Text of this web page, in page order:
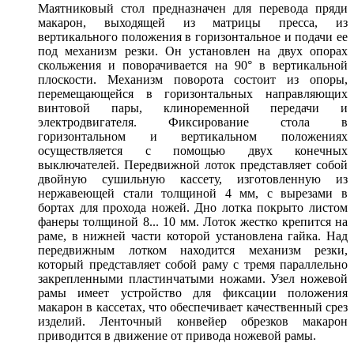
Маятниковый стол предназначен для перевода пряди
макарон, выходящей из матрицы пресса, из
вертикального положения в горизонтальное и подачи ее
под механизм резки. Он установлен на двух опорах
скольжения и поворачивается на 90° в вертикальной
плоскости. Механизм поворота состоит из опоры,
перемещающейся в горизонтальных направляющих
винтовой пары, клиноременной передачи и
электродвигателя. Фиксирование стола в
горизонтальном и вертикальном положениях
осуществляется с помощью двух конечных
выключателей. Передвижной лоток представляет собой
двойную сушильную кассету, изготовленную из
нержавеющей стали толщиной 4 мм, с вырезами в
бортах для прохода ножей. Дно лотка покрыто листом
фанеры толщиной 8... 10 мм. Лоток жестко крепится на
раме, в нижней части которой установлена гайка. Над
передвижным лотком находится механизм резки,
который представляет собой раму с тремя параллельно
закрепленными пластинчатыми ножами. Узел ножевой
рамы имеет устройство для фиксации положения
макарон в кассетах, что обеспечивает качественный срез
изделий. Ленточный конвейер обрезков макарон
приводится в движение от привода ножевой рамы.